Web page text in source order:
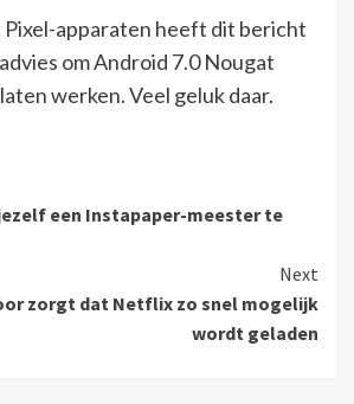
Pixel-apparaten heeft dit bericht
om Android 7.0 Nougat
werken. Veel geluk daar.
een Instapaper-meester te
Next
zorgt dat Netflix zo snel mogelijk
wordt geladen